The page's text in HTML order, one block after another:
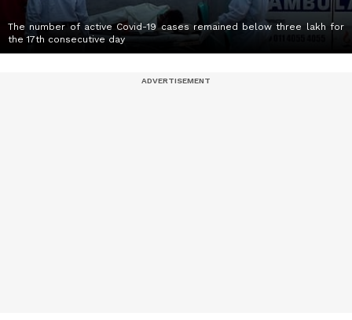
The number of active Covid-19 cases remained below three lakh for
the 17th consecutive day